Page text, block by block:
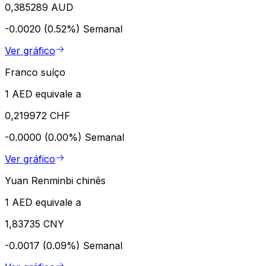
0,385289 AUD
-0.0020 (0.52%) Semanal
Ver gráfico
Franco suíço
1 AED equivale a
0,219972 CHF
-0.0000 (0.00%) Semanal
Ver gráfico
Yuan Renminbi chinês
1 AED equivale a
1,83735 CNY
-0.0017 (0.09%) Semanal